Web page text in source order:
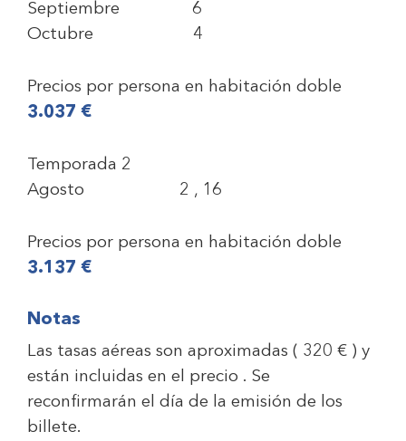
Septiembre 6
Octubre 4
Precios por persona en habitación doble
3.037 €
Temporada 2
Agosto 2 , 16
Precios por persona en habitación doble
3.137 €
Notas
Las tasas aéreas son aproximadas ( 320 € ) y
están incluidas en el precio . Se
reconfirmarán el día de la emisión de los
billete.